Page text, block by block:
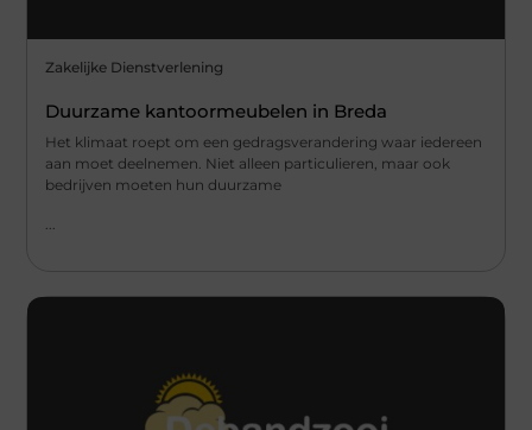
Zakelijke Dienstverlening
Duurzame kantoormeubelen in Breda
Het klimaat roept om een gedragsverandering waar iedereen
aan moet deelnemen. Niet alleen particulieren, maar ook
bedrijven moeten hun duurzame